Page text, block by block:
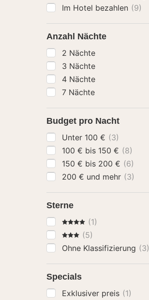
Im Hotel bezahlen (9)
Anzahl Nächte
2 Nächte
3 Nächte
4 Nächte
7 Nächte
Budget pro Nacht
Unter 100 € (3)
100 € bis 150 € (8)
150 € bis 200 € (6)
200 € und mehr (3)
Sterne
4 Sterne(1)
3 Sterne
(5)
Ohne Klassifizierung (3)
Specials
Exklusiver preis (1)